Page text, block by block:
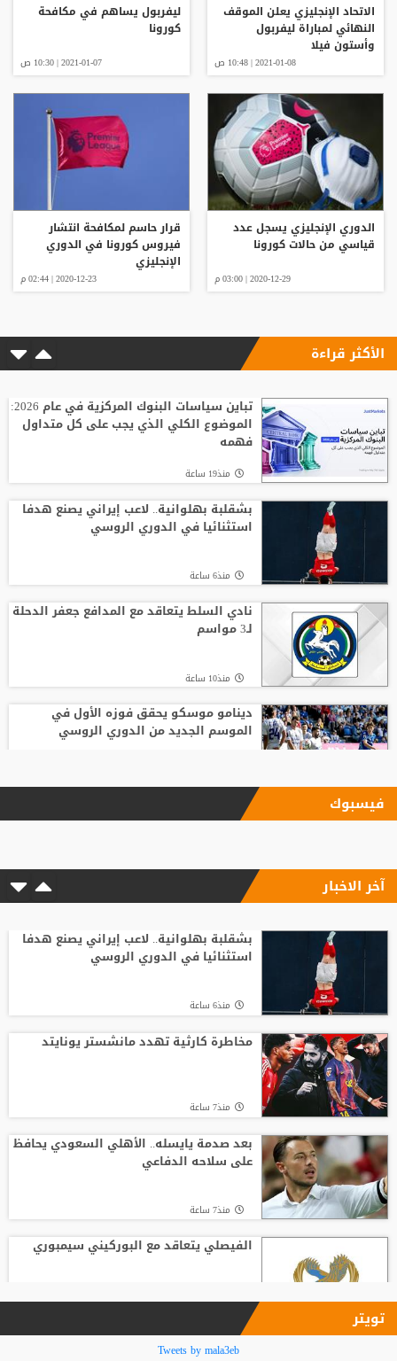
الاتحاد الإنجليزي يعلن الموقف
النهائي لمباراة ليفربول
وأستون فيلا
2021-01-08 | 10:48 ص
ليفربول يساهم في مكافحة
كورونا
2021-01-07 | 10:30 ص
الدوري الإنجليزي يسجل عدد
قياسي من حالات كورونا
2020-12-29 | 03:00 م
قرار حاسم لمكافحة انتشار
فيروس كورونا في الدوري
الإنجليزي
2020-12-23 | 02:44 م
الأكثر قراءة
تباين سياسات البنوك المركزية في عام 2026:
الموضوع الكلي الذي يجب على كل متداول
فهمه
منذ19 ساعة
بشقلبة بهلوانية.. لاعب إيراني يصنع هدفا
استثنائيا في الدوري الروسي
منذ6 ساعة
نادي السلط يتعاقد مع المدافع جعفر الدحلة
لـ3 مواسم
منذ10 ساعة
دينامو موسكو يحقق فوزه الأول في
الموسم الجديد من الدوري الروسي
روميلو لوكاكو يستعد لمنافسة محمد صلاح
مبكرًا برسالة نارية
ألكسندروفا تطيح بسابالينكا من بطولة
تورنتو
الأميرة آية بنت فيصل تتسلم جائزة التقدير
من الاتحاد الآسيوي للكرة الطائرة
فيسبوك
آخر الاخبار
بشقلبة بهلوانية.. لاعب إيراني يصنع هدفا
استثنائيا في الدوري الروسي
منذ6 ساعة
مخاطرة كارثية تهدد مانشستر يونايتد
منذ7 ساعة
بعد صدمة يايسله.. الأهلي السعودي يحافظ
على سلاحه الدفاعي
منذ7 ساعة
الفيصلي يتعاقد مع البوركيني سيمبوري
باريس سان جيرمان يعلن التعاقد رسميا مع
تويتر
Tweets by mala3eb